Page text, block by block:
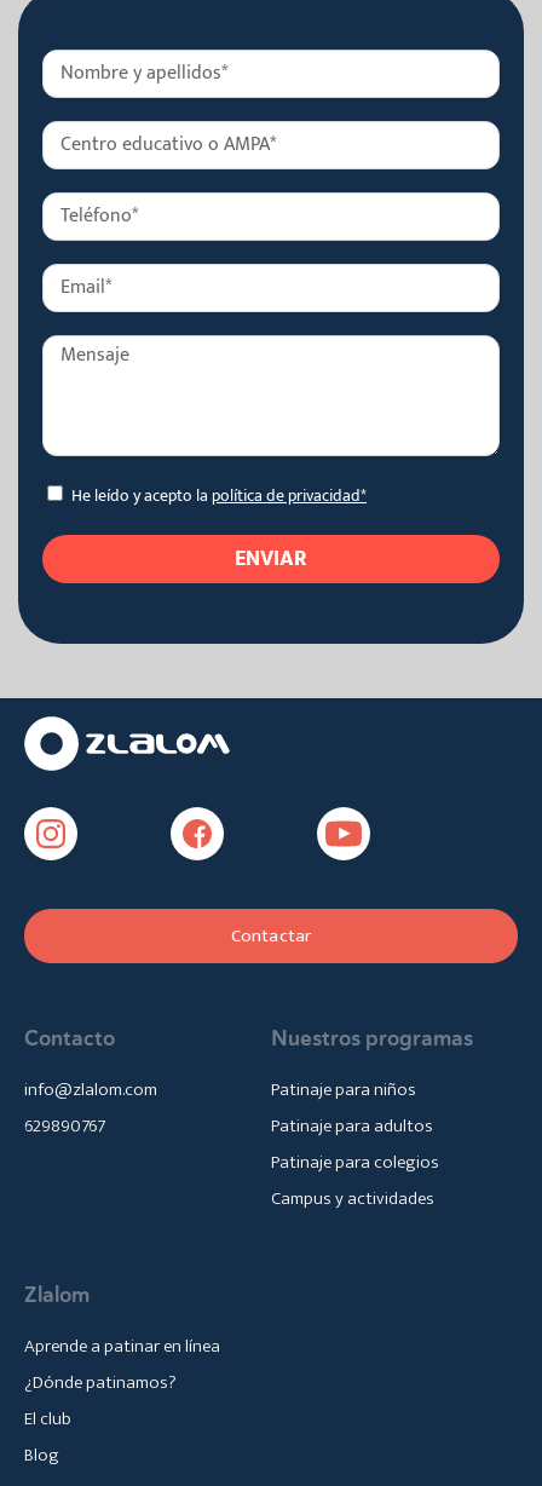
He leído y acepto lapolítica de privacidad*
ENVIAR
Contacto
info@zlalom.com
629890767
Nuestros programas
Patinaje para niños
Patinaje para adultos
Patinaje para colegios
Campus y actividades
Zlalom
Aprende a patinar en línea
¿Dónde patinamos?
El club
Blog
Contactar